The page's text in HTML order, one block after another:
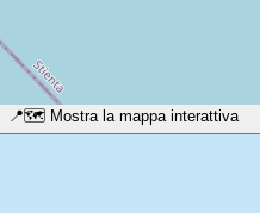
📍🗺️ Mostra la mappa interattiva